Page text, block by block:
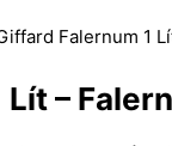
Falernum 1
–